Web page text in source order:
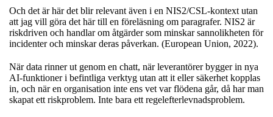
Och det är här det blir relevant även i en NIS2/CSL-kontext utan
att jag vill göra det här till en föreläsning om paragrafer. NIS2 är
riskdriven och handlar om åtgärder som minskar sannolikheten för
incidenter och minskar deras påverkan. (European Union, 2022).
När data rinner ut genom en chatt, när leverantörer bygger in nya
AI-funktioner i befintliga verktyg utan att it eller säkerhet kopplas
in, och när en organisation inte ens vet var flödena går, då har man
skapat ett riskproblem. Inte bara ett regelefterlevnadsproblem.